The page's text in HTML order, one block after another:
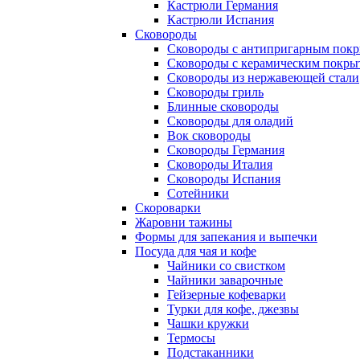
Кастрюли Германия
Кастрюли Испания
Сковороды
Сковороды с антипригарным
Сковороды с керамическим
Сковороды из нержавеющей стали
Сковороды гриль
Блинные сковороды
Сковороды для оладий
Вок сковороды
Сковороды Германия
Сковороды Италия
Сковороды Испания
Сотейники
Скороварки
Жаровни тажины
Формы для запекания и выпечки
Посуда для чая и кофе
Чайники со свистком
Чайники заварочные
Гейзерные кофеварки
Турки для кофе, джезвы
Чашки кружки
Термосы
Подстаканники